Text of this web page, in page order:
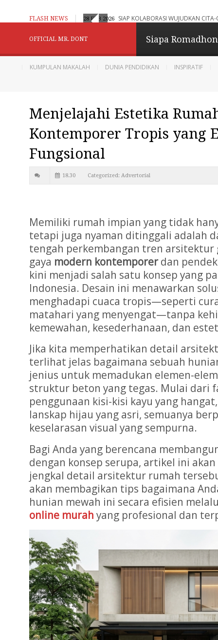
FLASH NEWS
Adaptif, Humanistik dan Berbasis Digital
28 FEB 2026 SIAP KOLABORASI WUJUDKAN
Konselor Kita -
Menginspirasi
Berbagi dan Menginpirasi
OFFICIAL MR. DONT Siapa
KUMPULAN MAKALAH DUNIA PENDIDIKAN INSPIRATIF
Menjelajahi Estetika
Kontemporer Tropis yang
Fungsional
18.30 Categorized: Advertorial
Memiliki rumah impian yang tidak
tetapi juga nyaman ditinggali adalah
tengah perkembangan tren arsitektur
gaya modern kontemporerdan
kini menjadi salah satu konsep yang
Indonesia. Desain ini menawarkan
menghadapi cuaca tropis—seperti
matahari yang menyengat—tanpa
kemewahan, kesederhanaan, dan
Jika kita memperhatikan detail
terlihat jelas bagaimana sebuah
jenius untuk memadukan elemen-
struktur beton yang tegas. Mulai dari
penggunaan kisi-kisi kayu yang
lanskap hijau yang asri, semuanya
keselarasan visual yang sempurna.
Bagi Anda yang berencana
dengan konsep serupa, artikel ini
jengkal detail arsitektur rumah
akan membagikan tips bagaimana
hunian mewah ini secara efisien
online murah yang profesional dan